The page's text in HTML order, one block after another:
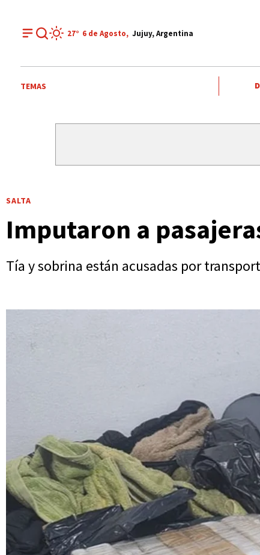
27° 6 de Agosto, Jujuy, Argentina
TEMAS
SALTA
Imputaron a
Tía y sobrina están acusadas por